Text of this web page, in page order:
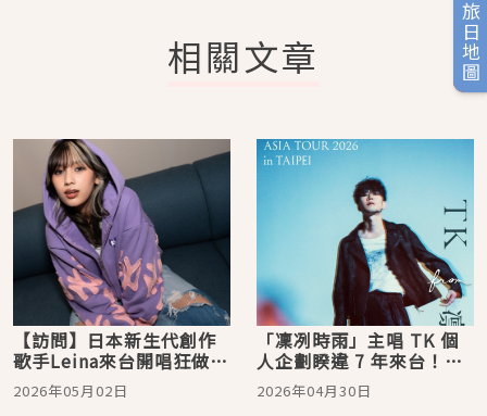
旅日地圖
相關文章
【訪問】日本新生代創作
歌手Leina來台開唱狂做功
課！為對發票學中文「想
中獎再回來」
2026年05月02日
「凜冽時雨」主唱 TK 個
人企劃睽違 7 年來台！
〈unravel〉等神曲將再度
震撼樂迷感官
2026年04月30日